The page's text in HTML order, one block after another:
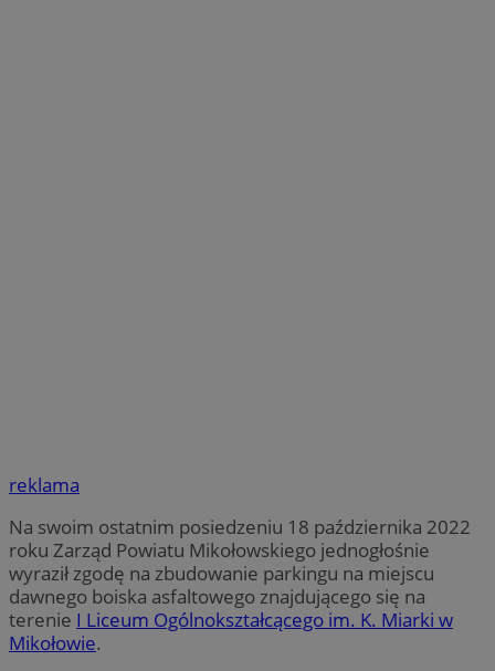
reklama
Na swoim ostatnim posiedzeniu 18 października 2022
roku Zarząd Powiatu Mikołowskiego jednogłośnie
wyraził zgodę na zbudowanie parkingu na miejscu
dawnego boiska asfaltowego znajdującego się na
terenie I Liceum Ogólnokształcącego im. K. Miarki w
Mikołowie.